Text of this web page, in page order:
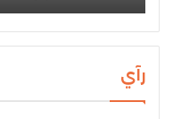
رآي